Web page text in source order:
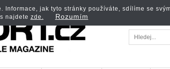
jak tyto stránky používáte, sdílíme se
najdete zde. Rozumím